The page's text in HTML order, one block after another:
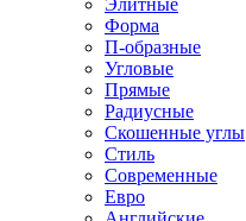
Элитные
Форма
П-образные
Угловые
Прямые
Радиусные
Скошенные углы
Стиль
Современные
Евро